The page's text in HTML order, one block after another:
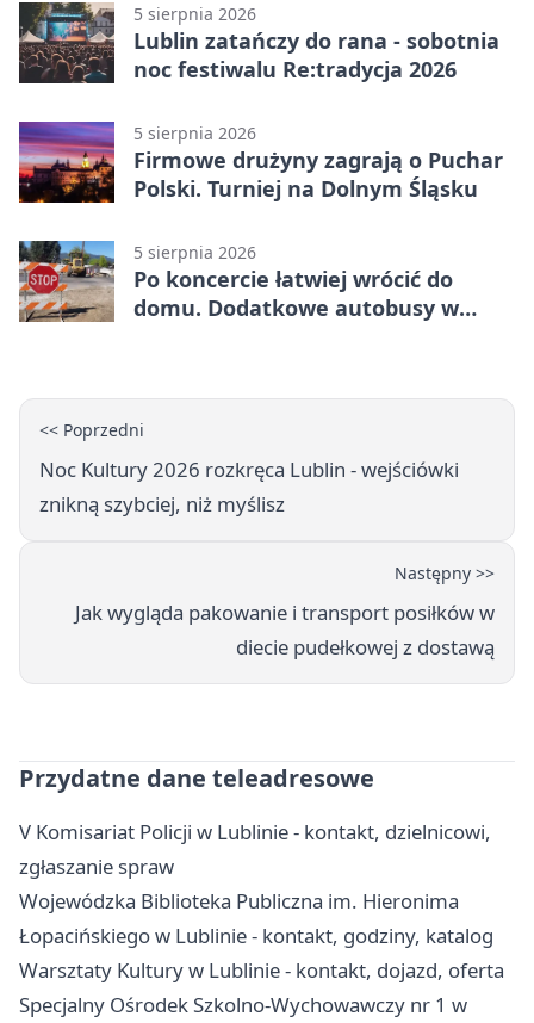
5 sierpnia 2026
Lublin zatańczy do rana - sobotnia
noc festiwalu Re:tradycja 2026
5 sierpnia 2026
Firmowe drużyny zagrają o Puchar
Polski. Turniej na Dolnym Śląsku
5 sierpnia 2026
Po koncercie łatwiej wrócić do
domu. Dodatkowe autobusy w
<< Poprzedni
Noc Kultury 2026 rozkręca Lublin - wejściówki
znikną szybciej, niż myślisz
Następny >>
Jak wygląda pakowanie i transport posiłków w
diecie pudełkowej z dostawą
Przydatne dane teleadresowe
V Komisariat Policji w Lublinie - kontakt, dzielnicowi,
zgłaszanie spraw
Wojewódzka Biblioteka Publiczna im. Hieronima
Łopacińskiego w Lublinie - kontakt, godziny, katalog
Warsztaty Kultury w Lublinie - kontakt, dojazd, oferta
Specjalny Ośrodek Szkolno-Wychowawczy nr 1 w